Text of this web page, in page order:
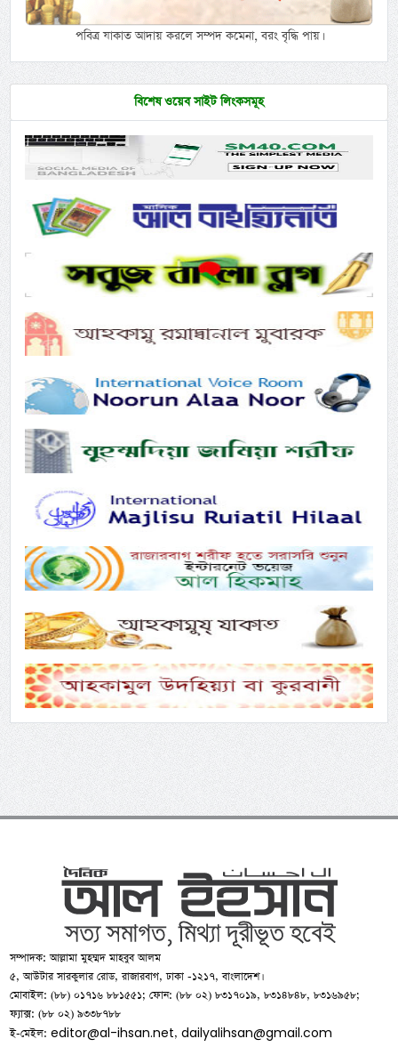
পবিত্র যাকাত আদায় করলে সম্পদ কমেনা, বরং বৃদ্ধি পায়।
বিশেষ ওয়েব সাইট লিংকসমূহ
সম্পাদক: আল্লামা মুহম্মদ মাহবুব আলম
৫, আউটার সারকুলার রোড, রাজারবাগ, ঢাকা -১২১৭, বাংলাদেশ।
মোবাইল: (৮৮) ০১৭১৬ ৮৮১৫৫১; ফোন: (৮৮ ০২) ৮৩১৭০১৯, ৮৩১৪৮৪৮, ৮৩১৬৯৫৮;
ফ্যাক্স: (৮৮ ০২) ৯৩৩৮৭৮৮
ই-মেইল:editor@al-ihsan.net,dailyalihsan@gmail.com